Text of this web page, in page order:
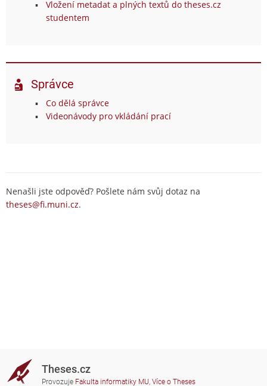
Vložení metadat a plných textů do theses.cz
studentem
Správce
Co dělá správce
Videonávody pro vkládání prací
Nenašli jste odpověď? Pošlete nám svůj dotaz na
theses@fi.muni.cz.
Theses.cz
Provozuje Fakulta informatiky MU, Více o Theses